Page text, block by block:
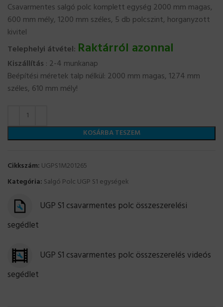
Csavarmentes salgó polc komplett egység 2000 mm magas,
600 mm mély, 1200 mm széles, 5 db polcszint, horganyzott
kivitel
Telephelyi átvétel: Raktárról azonnal
Kiszállítás : 2-4 munkanap
Beépítési méretek talp nélkül: 2000 mm magas, 1274 mm
széles, 610 mm mély!
KOSÁRBA TESZEM
Cikkszám: UGPS1M201265
Kategória: Salgó Polc UGP S1 egységek
UGP S1 csavarmentes polc összeszerelési
segédlet
UGP S1 csavarmentes polc összeszerelés videós
segédlet